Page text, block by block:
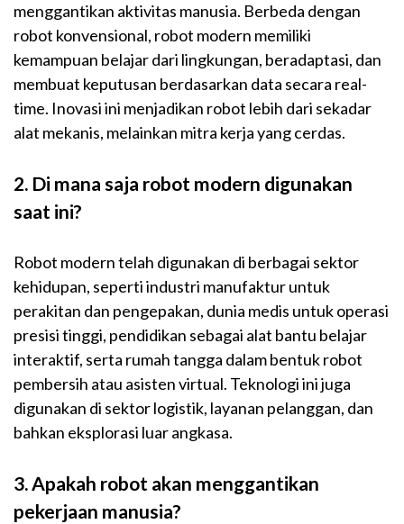
menggantikan aktivitas manusia. Berbeda dengan
robot konvensional, robot modern memiliki
kemampuan belajar dari lingkungan, beradaptasi, dan
membuat keputusan berdasarkan data secara real-
time. Inovasi ini menjadikan robot lebih dari sekadar
alat mekanis, melainkan mitra kerja yang cerdas.
2. Di mana saja robot modern digunakan
saat ini?
Robot modern telah digunakan di berbagai sektor
kehidupan, seperti industri manufaktur untuk
perakitan dan pengepakan, dunia medis untuk operasi
presisi tinggi, pendidikan sebagai alat bantu belajar
interaktif, serta rumah tangga dalam bentuk robot
pembersih atau asisten virtual. Teknologi ini juga
digunakan di sektor logistik, layanan pelanggan, dan
bahkan eksplorasi luar angkasa.
3. Apakah robot akan menggantikan
pekerjaan manusia?